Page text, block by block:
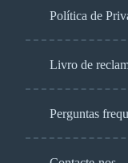
Política de
Livro de
Perguntas